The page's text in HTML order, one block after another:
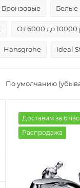
Бронзовые Белые
От 6000 до 10000
Hansgrohe Ideal
По умолчанию
Доставим за 6
Распродажа